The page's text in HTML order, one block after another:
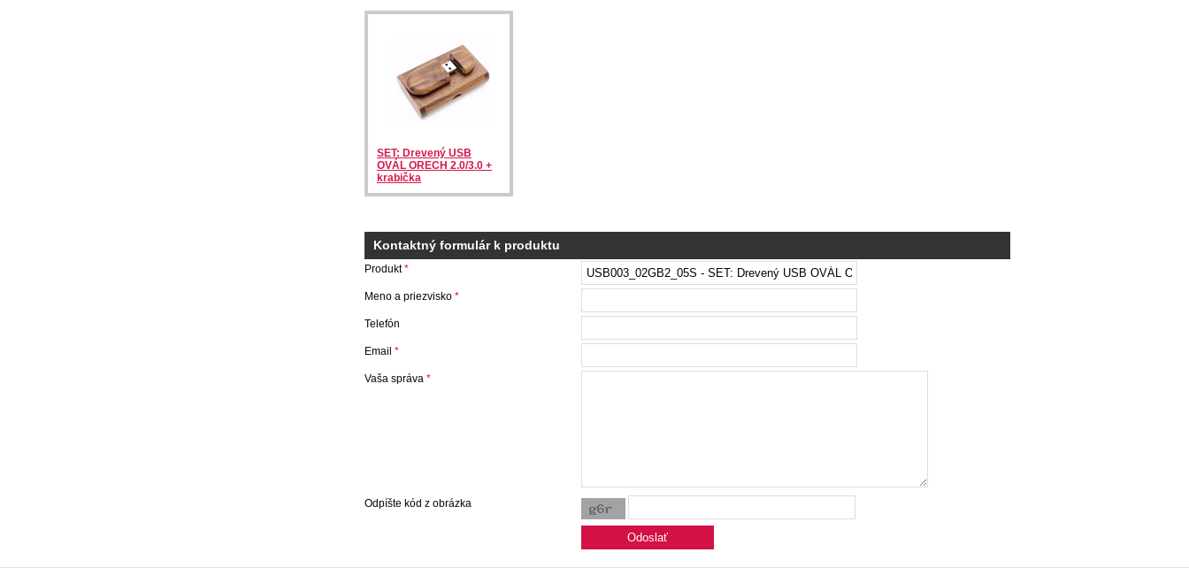
SET: Drevený USB
OVÁL ORECH 2.0/3.0 +
krabička
Kontaktný formulár k produktu
Produkt*
Meno a priezvisko *
Telefón
Email *
Vaša správa *
Odpíšte kód z obrázka